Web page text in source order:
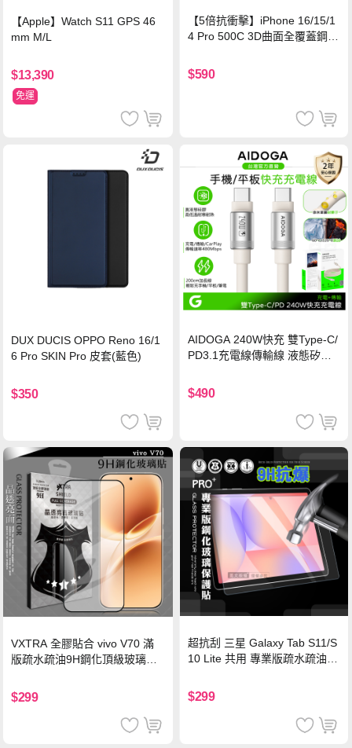
【Apple】Watch S11 GPS 46
mm M/L
$13,390
免運
【5倍抗衝擊】iPhone 16/15/1
4 Pro 500C 3D曲面全覆蓋鋼化
保護貼
$590
DUX DUCIS OPPO Reno 16/1
6 Pro SKIN Pro 皮套(藍色)
$350
AIDOGA 240W快充 雙Type-C/
PD3.1充電線傳輸線 液態矽膠
機/平板/筆電
$490
VXTRA 全膠貼合 vivo V70 滿
版疏水疏油9H鋼化頂級玻璃貼
$299
超抗刮 三星 Galaxy Tab S11/S
10 Lite 共用 專業版疏水疏油9
$299